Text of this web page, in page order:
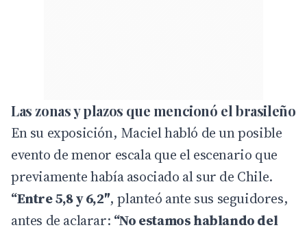
Las zonas y plazos que mencionó el brasileño
En su exposición, Maciel habló de un posible
evento de menor escala que el escenario que
previamente había asociado al sur de Chile.
“Entre 5,8 y 6,2″, planteó ante sus seguidores,
antes de aclarar: “No estamos hablando del